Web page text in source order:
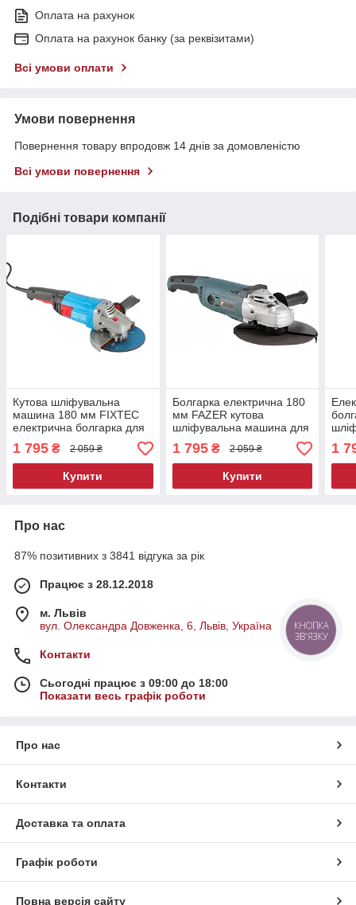
Оплата на рахунок
Оплата на рахунок банку (за реквізитами)
Всі умови оплати
Умови повернення
Повернення товару впродовж 14 днів за домовленістю
Всі умови повернення
Подібні товари компанії
Кутова шліфувальна
машина 180 мм FIXTEC
електрична болгарка для
1 795 ₴ 2 059 ₴
Купити
Болгарка електрична 180
мм FAZER кутова
шліфувальна машина для
робіт
1 795₴ 2 059 ₴
Купити
1
Про нас
87% позитивних з 3841 відгука за рік
Працює з 28.12.2018
м. Львів
вул. Олександра Довженка, 6, Львів, Україна
Контакти
Сьогодні працює з 09:00 до 18:00
Показати весь графік роботи
Про нас
Контакти
Доставка та оплата
Графік роботи
Повна версія сайту
КНОПКА
ЗВ'ЯЗКУ